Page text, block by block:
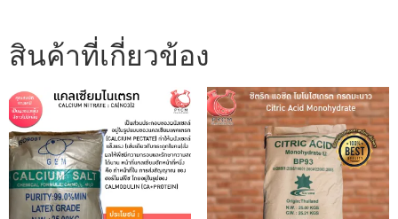
สินค้าที่เกี่ยวข้อง